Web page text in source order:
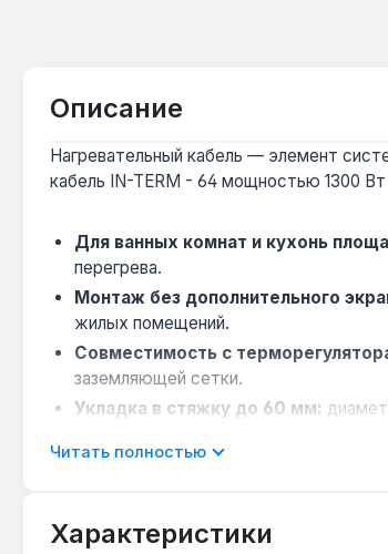
Описание
Нагревательный кабель — элемент
кабель IN-TERM - 64 мощностью 1300
Для ванных комнат и кухонь
перегрева.
Монтаж без дополнительного
жилых помещений.
Совместимость с
заземляющей сетки.
Укладка в стяжку до 60 мм:
сценарий для помещений с постоянным
Читать полностью
Характеристики